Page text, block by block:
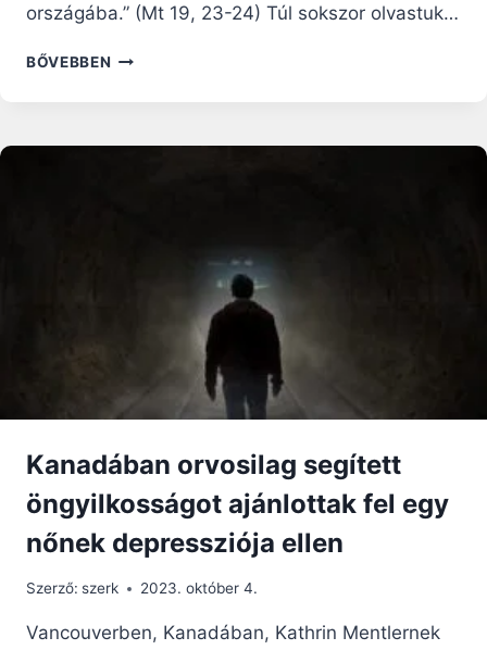
országába.” (Mt 19, 23-24) Túl sokszor olvastuk…
BŐVEBBEN MIÉRT
GAZDAGSÁG
Kanadában orvosilag segített
öngyilkosságot ajánlottak fel egy
nőnek depressziója ellen
Szerző: szerk 2023. október 4.
Vancouverben, Kanadában, Kathrin Mentlernek